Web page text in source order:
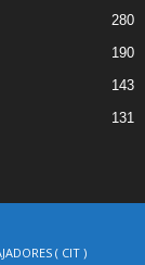
280
190
143
131
( CIT )